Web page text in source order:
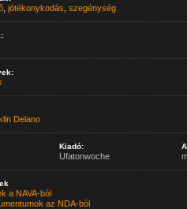
, jótékonykodás szegénység
Delano
Kiadó:
Ufatonwoche
a NAVA-ból
az NDA-ból